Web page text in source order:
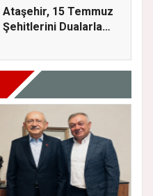
Ataşehir, 15 Temmuz
Şehitlerini Dualarla